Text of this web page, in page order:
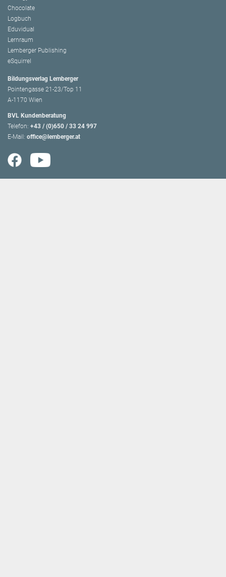
Chocolate
Logbuch
Eduvidual
Lernraum
Lemberger Publishing
eSquirrel
Bildungsverlag Lemberger
Pointengasse 21-23/Top 11
A-1170 Wien
BVL Kundenberatung
Telefon: +43 / (0)650 / 33 24 997
E-Mail: office@lemberger.at